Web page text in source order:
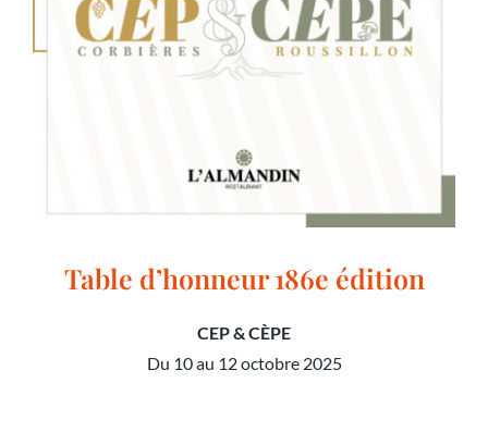
Table d’honneur 186e édition
CEP & CÈPE
Du 10 au 12 octobre 2025